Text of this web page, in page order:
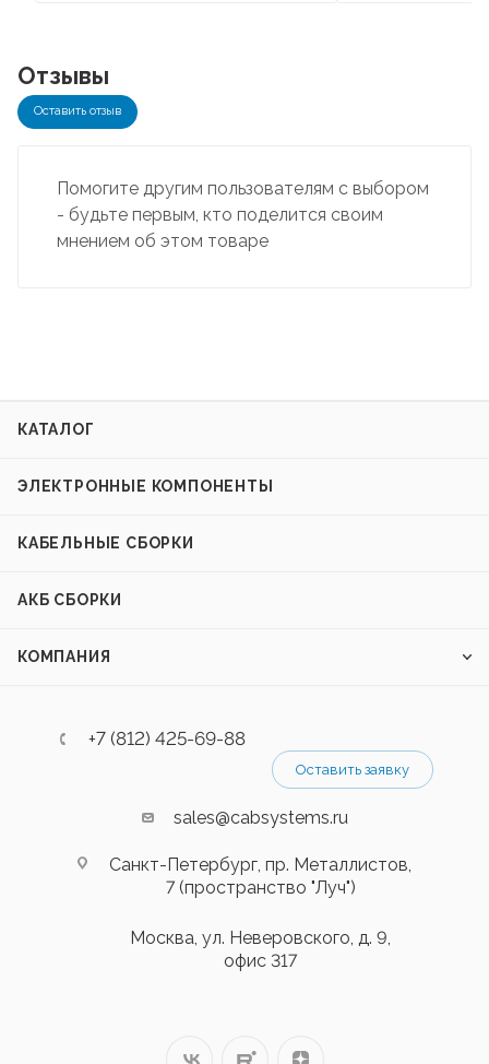
Отзывы
Оставить отзыв
Помогите другим пользователям с выбором
- будьте первым, кто поделится своим
мнением об этом товаре
КАТАЛОГ
ЭЛЕКТРОННЫЕ КОМПОНЕНТЫ
КАБЕЛЬНЫЕ СБОРКИ
АКБ СБОРКИ
КОМПАНИЯ
+7 (812) 425-69-88
Оставить заявку
sales@cabsystems.ru
Санкт-Петербург, пр. Металлистов,
7 (пространство "Луч")
Москва, ул. Неверовского, д. 9,
офис 317